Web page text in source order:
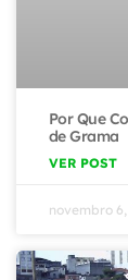
Por Que
de Grama
VER POST
novembro